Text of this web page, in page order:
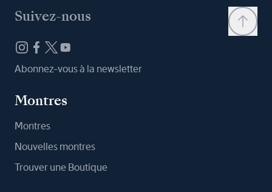
Suivez-nous
Abonnez-vous à la newsletter
Montres
Montres
Nouvelles montres
Trouver une Boutique